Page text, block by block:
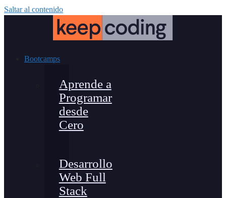
Saltar al contenido
Bootcamps
Aprende a
Programar
desde
Cero
Desarrollo
Web Full
Stack